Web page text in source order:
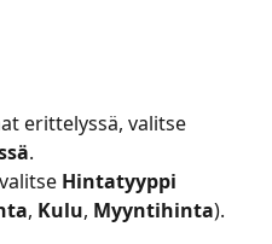
erittelyssä, valitse
.
Hintatyyppi
, Kulu, Myyntihinta).